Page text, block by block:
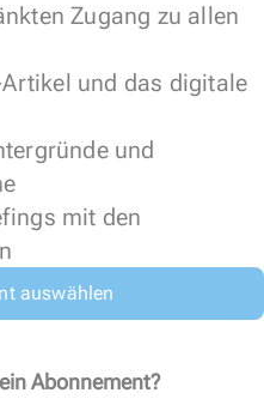
Zugang zu allen
und das digitale
und
mit den
auswählen
Abonnement?